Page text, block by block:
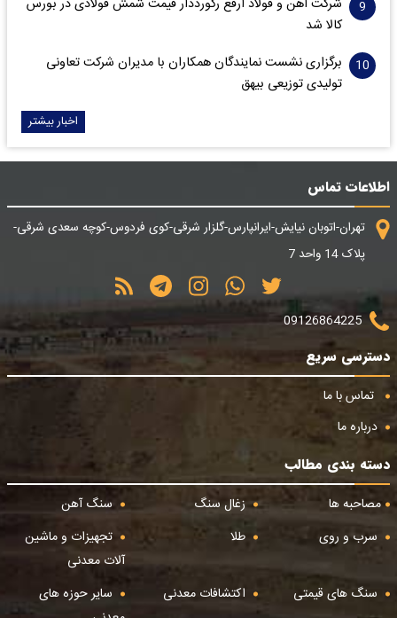
شرکت آهن و فولاد ارفع رکورددار قیمت شمش فولادی در بورس
کالا شد
برگزاری نشست نمایندگان همکاران با مدیران شرکت تعاونی
تولیدی توزیعی بیهق
اخبار بیشتر
اطلاعات تماس
تهران-اتوبان نیایش-ایرانپارس-گلزار شرقی-کوی فردوس-کوچه سعدی شرقی-
پلاک 14 واحد 7
09126864225
دسترسی سریع
تماس با ما
درباره ما
دسته بندی مطالب
مصاحبه ها
زغال سنگ
سنگ آهن
سرب و روی
طلا
تجهیزات و ماشین
آلات معدنی
سنگ های قیمتی
اکتشافات معدنی
سایر حوزه های